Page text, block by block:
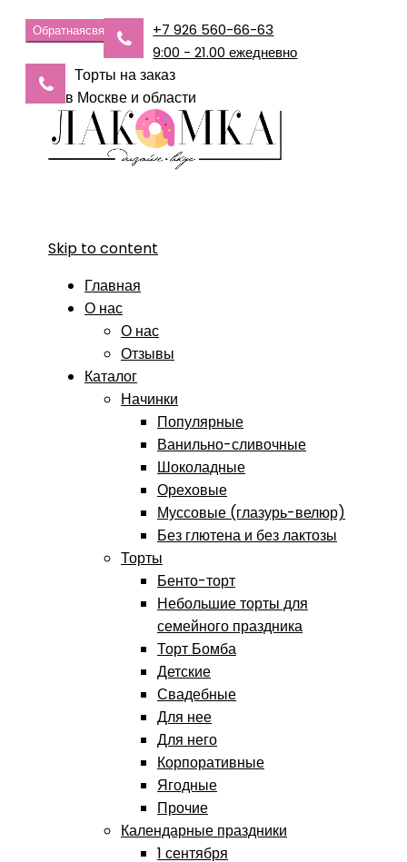
Обратнаясвязь
+7 926 560-66-63
9:00 - 21.00 ежедневно
Торты на заказ
в Москве и области
Skip to content
Главная
О нас
О нас
Отзывы
Каталог
Начинки
Популярные
Ванильно-сливочные
Шоколадные
Ореховые
Муссовые (глазурь-велюр)
Без глютена и без лактозы
Торты
Бенто-торт
Небольшие торты для
семейного праздника
Торт Бомба
Детские
Свадебные
Для нее
Для него
Корпоративные
Ягодные
Прочие
Календарные праздники
1 сентября